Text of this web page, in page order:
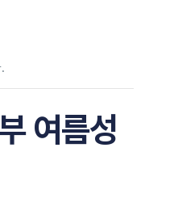
여름성